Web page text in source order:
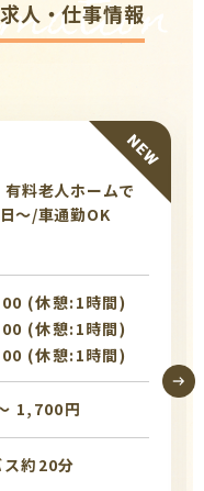
人・仕事情報
有料老人ホームで
～/車通勤OK
(休憩:1時間)
(休憩:1時間)
(休憩:1時間)
1,700円
約20分